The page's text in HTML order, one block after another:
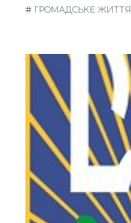
# ГРОМАДСЬКЕ ЖИТТЯ